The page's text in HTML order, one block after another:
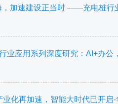
，加速建设正当时 ——充电桩行
业应用系列深度研究：AI+办公
化再加速，智能大时代已开启-